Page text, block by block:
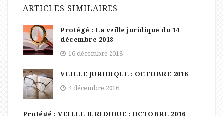
ARTICLES SIMILAIRES
Protégé : La veille juridique du 14
décembre 2018
16 décembre 2018
VEILLE JURIDIQUE : OCTOBRE 2016
4 décembre 2016
Protégé : VEILLE JURIDIQUE : OCTOBRE 2016